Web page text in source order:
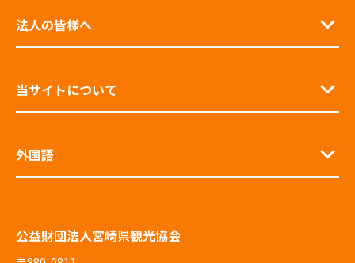
法人の皆様へ
当サイトについて
外国語
公益財団法人宮崎県観光協会